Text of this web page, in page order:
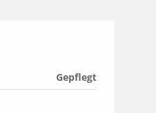
Gepflegt